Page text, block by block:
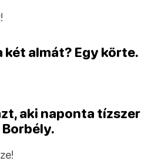
két almát? Egy körte.
aki naponta tízszer